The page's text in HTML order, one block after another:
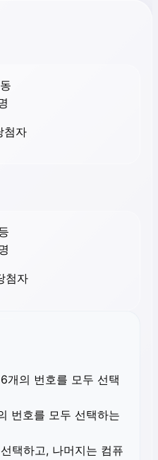
첨자
첨자
개의 번호를 모두 선택
번호를 모두 선택하는
택하고, 나머지는 컴퓨